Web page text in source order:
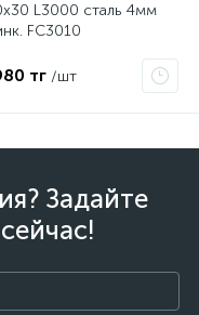
L3000 сталь 4мм
FC3010
тг /шт
Задайте